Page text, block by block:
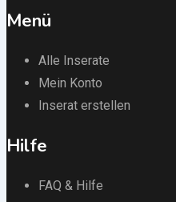
Menü
Alle Inserate
Mein Konto
Inserat erstellen
Hilfe
FAQ & Hilfe